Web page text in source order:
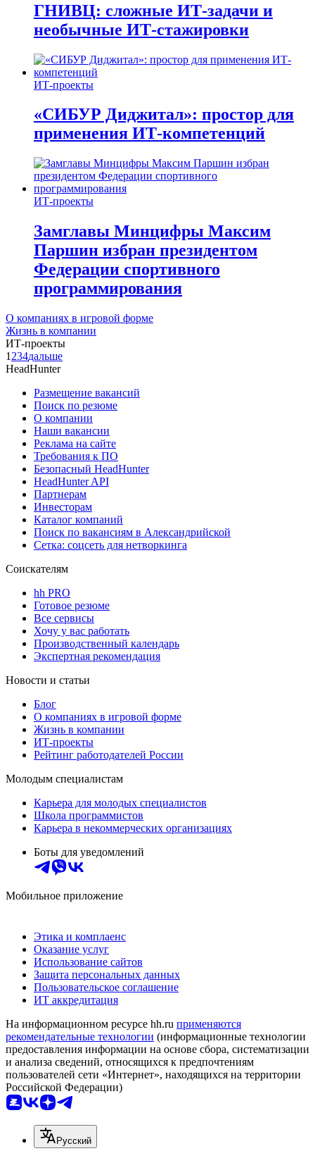
ГНИВЦ: сложные ИТ‑задачи и
необычные ИТ‑стажировки
ИТ-проекты
«СИБУР Диджитал»: простор для
применения ИТ-компетенций
ИТ-проекты
Замглавы Минцифры Максим
Паршин избран президентом
Федерации спортивного
программирования
О компаниях в игровой форме
Жизнь в компании
ИТ-проекты
1 234дальше
HeadHunter
Размещение вакансий
Поиск по резюме
О компании
Наши вакансии
Реклама на сайте
Требования к ПО
Безопасный HeadHunter
HeadHunter API
Партнерам
Инвесторам
Каталог компаний
Поиск по вакансиям в Александрийской
Сетка: соцсеть для нетворкинга
Соискателям
hh PRO
Готовое резюме
Все сервисы
Хочу у вас работать
Производственный календарь
Экспертная рекомендация
Новости и статьи
Блог
О компаниях в игровой форме
Жизнь в компании
ИТ-проекты
Рейтинг работодателей России
Молодым специалистам
Карьера для молодых специалистов
Школа программистов
Карьера в некоммерческих организациях
Боты для уведомлений
Мобильное приложение
Этика и комплаенс
Оказание услуг
Использование сайтов
Защита персональных данных
Пользовательское соглашение
ИТ аккредитация
На информационном ресурсе hh.ru применяются
рекомендательные технологии (информационные технологии
предоставления информации на основе сбора, систематизации
и анализа сведений, относящихся к предпочтениям
пользователей сети «Интернет», находящихся на территории
Российской Федерации)
Русский